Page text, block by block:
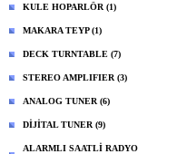
KULE HOPARLÖR (1)
MAKARA TEYP (1)
DECK TURNTABLE (7)
STEREO AMPLIFIER (3)
ANALOG TUNER (6)
DİJİTAL TUNER (9)
ALARMLI SAATLİ RADYO